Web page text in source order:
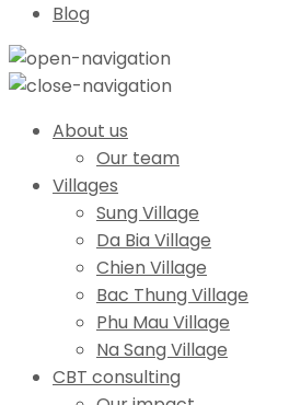
Blog
About us
Our team
Villages
Sung Village
Da Bia Village
Chien Village
Bac Thung Village
Phu Mau Village
Na Sang Village
CBT consulting